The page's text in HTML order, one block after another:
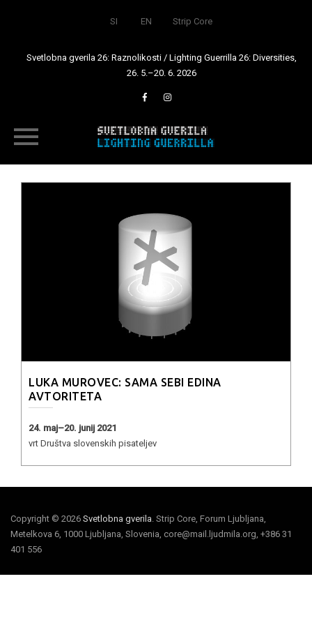
SI EN Strip Core
Svetlobna gverila 26: Raznolikosti / Lighting Guerrilla 26: Diversities,
26. 5.–20. 6. 2026
LUKA MUROVEC: SAMA SEBI EDINA
AVTORITETA
24. maj–20. junij 2021
vrt Društva slovenskih pisateljev
Copyright © 2026 Svetlobna gverila. Strip Core, Forum Ljubljana,
Metelkova 6, 1000 Ljubljana, Slovenia, core@mail.ljudmila.org, +386 31
401 556